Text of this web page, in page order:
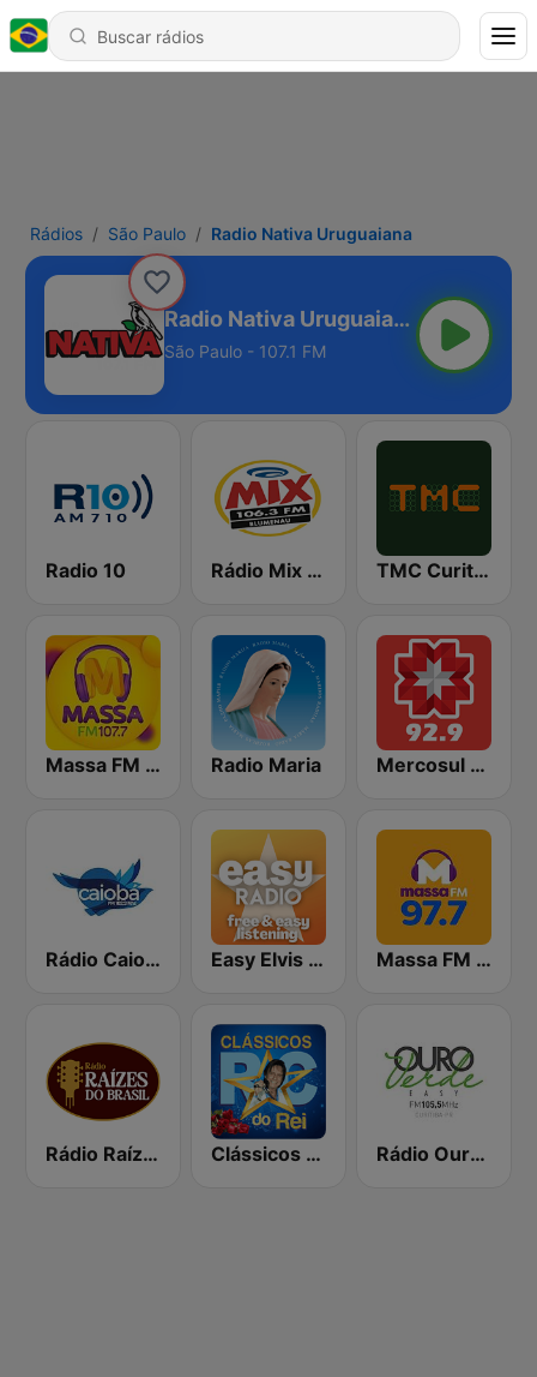
Rádios São Paulo Radio Nativa Uruguaiana
Radio Nativa Uruguaiana
São Paulo - 107.1 FM
Radio 10 Rádio Mix FM Blumenau TMC Curitiba
Massa FM Baln. Camboriú, Brusque e Itajaí Radio Maria Mercosul FM Curitiba
Rádio Caiobá FM 102.3 Easy Elvis Presley Massa FM Florianápolis
Rádio Raízes do Brasil Clássicos do Rei Rádio Ouro Verde FM Easy 105.5